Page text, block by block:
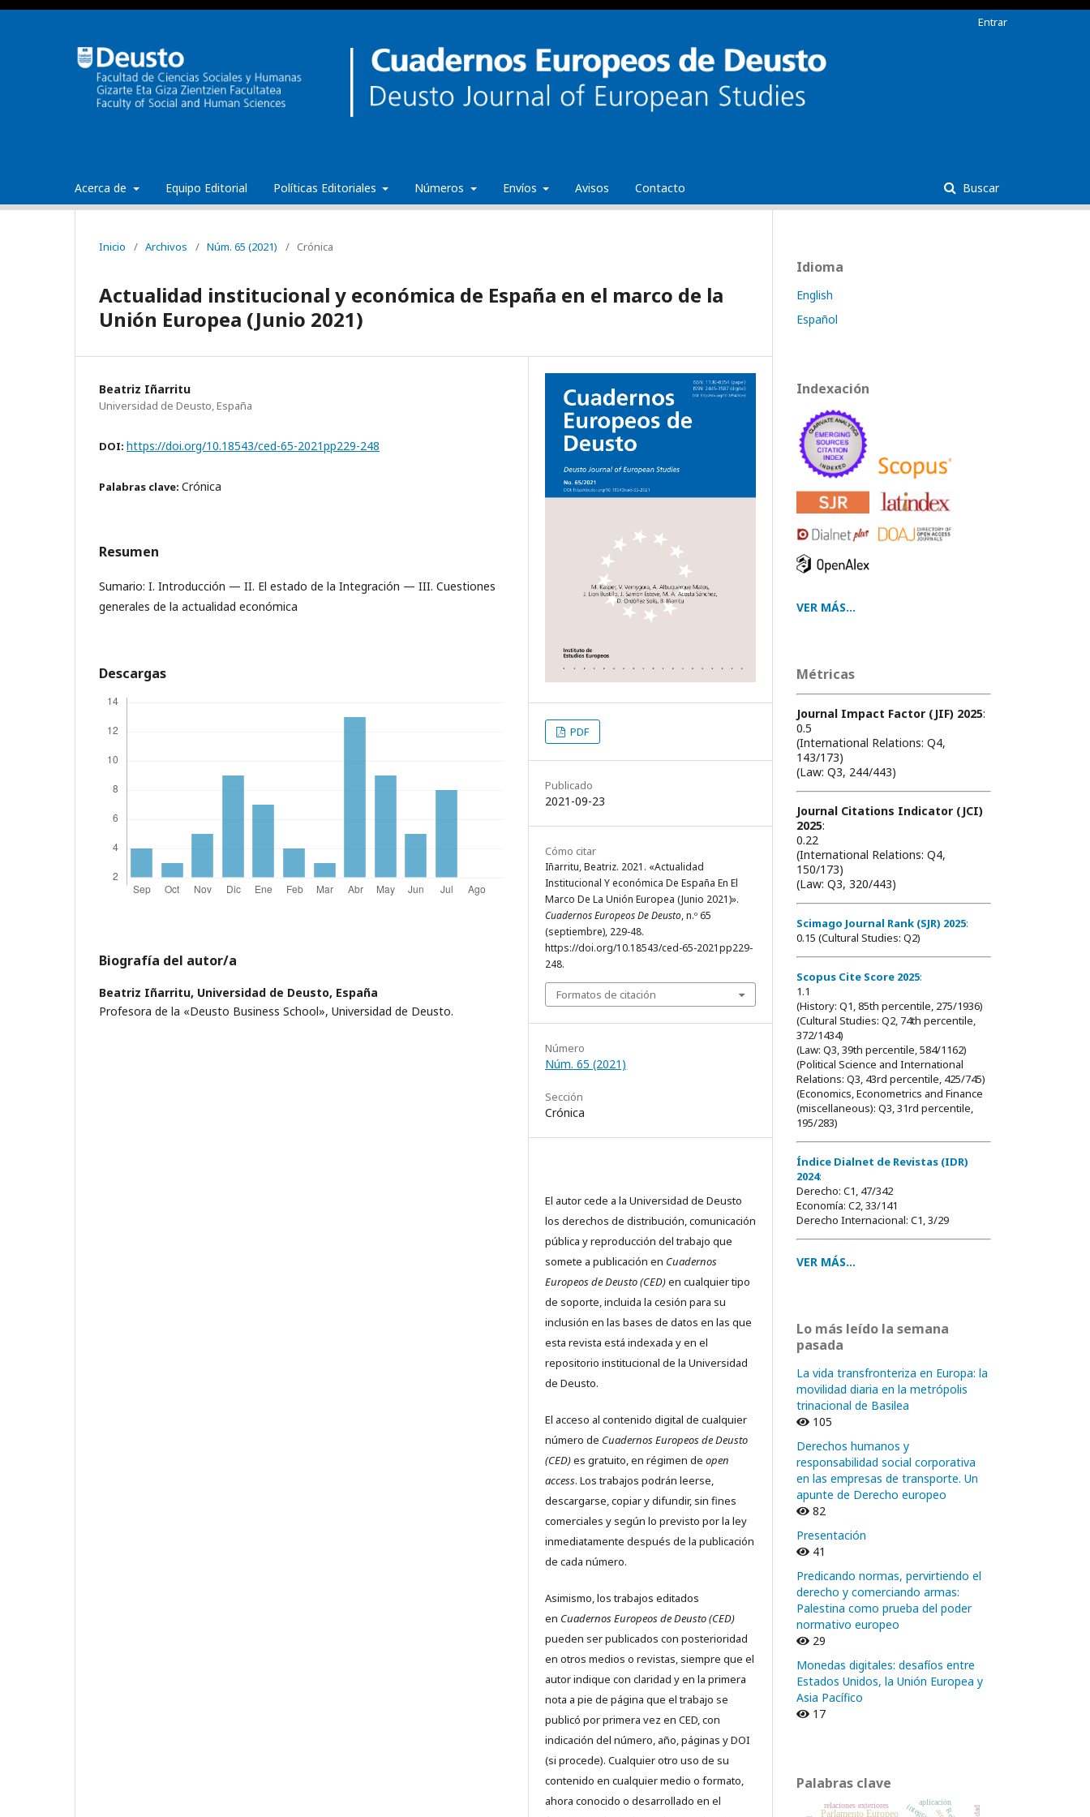
Acerca de Equipo Editorial Políticas Editoriales Números Envíos Avisos Contacto Buscar
Entrar
Inicio / Archivos / Núm. 65 (2021) / Crónica
Actualidad institucional y económica de España en el marco de la
Unión Europea (Junio 2021)
Beatriz Iñarritu
Universidad de Deusto, España
DOI: https://doi.org/10.18543/ced-65-2021pp229-248
Palabras clave: Crónica
Resumen
Sumario: I. Introducción — II. El estado de la Integración — III. Cuestiones
generales de la actualidad económica
Descargas
Biografía del autor/a
Beatriz Iñarritu, Universidad de Deusto, España
Profesora de la «Deusto Business School», Universidad de Deusto.
PDF
Publicado
2021-09-23
Cómo citar
Iñarritu, Beatriz. 2021. «Actualidad
Institucional Y económica De España En El
Marco De La Unión Europea (Junio 2021)».
Cuadernos Europeos De Deusto, n.º 65
(septiembre), 229-48.
https://doi.org/10.18543/ced-65-2021pp229-
248.
Formatos de citación
Número
Núm. 65 (2021)
Sección
Crónica
El autor cede a la Universidad de Deusto
los derechos de distribución, comunicación
pública y reproducción del trabajo que
somete a publicación en Cuadernos
Europeos de Deusto (CED)en cualquier tipo
de soporte, incluida la cesión para su
inclusión en las bases de datos en las que
esta revista está indexada y en el
repositorio institucional de la Universidad
de Deusto.
El acceso al contenido digital de cualquier
número de Cuadernos Europeos de Deusto
(CED)es gratuito, en régimen de open
access. Los trabajos podrán leerse,
descargarse, copiar y difundir, sin fines
comerciales y según lo previsto por la ley
inmediatamente después de la publicación
de cada número.
Asimismo, los trabajos editados
en Cuadernos Europeos de Deusto (CED)
pueden ser publicados con posterioridad
en otros medios o revistas, siempre que el
autor indique con claridad y en la primera
nota a pie de página que el trabajo se
publicó por primera vez en CED, con
indicación del número, año, páginas y DOI
(si procede). Cualquier otro uso de su
contenido en cualquier medio o formato,
ahora conocido o desarrollado en el
Idioma
English
Español
Indexación
VER MÁS...
Métricas
Journal Impact Factor (JIF) 2025:
0.5
(International Relations: Q4,
143/173)
(Law: Q3, 244/443)
Journal Citations Indicator (JCI)
2025:
0.22
(International Relations: Q4,
150/173)
(Law: Q3, 320/443)
Scimago Journal Rank (SJR) 2025:
0.15 (Cultural Studies: Q2)
Scopus Cite Score 2025:
1.1
(History: Q1, 85th percentile, 275/1936)
(Cultural Studies: Q2, 74th percentile,
372/1434)
(Law: Q3, 39th percentile, 584/1162)
(Political Science and International
Relations: Q3, 43rd percentile, 425/745)
(Economics, Econometrics and Finance
(miscellaneous): Q3, 31rd percentile,
195/283)
Índice Dialnet de Revistas (IDR)
2024:
Derecho: C1, 47/342
Economía: C2, 33/141
Derecho Internacional: C1, 3/29
VER MÁS...
Lo más leído la semana
pasada
La vida transfronteriza en Europa: la
movilidad diaria en la metrópolis
trinacional de Basilea
105
Derechos humanos y
responsabilidad social corporativa
en las empresas de transporte. Un
apunte de Derecho europeo
82
Presentación
41
Predicando normas, pervirtiendo el
derecho y comerciando armas:
Palestina como prueba del poder
normativo europeo
29
Monedas digitales: desafíos entre
Estados Unidos, la Unión Europea y
Asia Pacífico
17
Palabras clave
Parlamento Europeo
relaciones exteriores
aplicación